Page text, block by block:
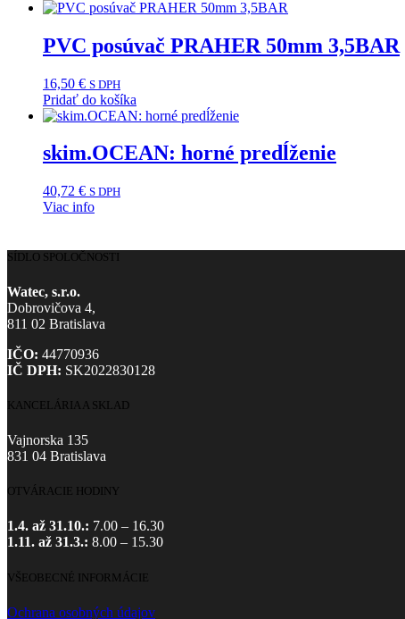
PVC posúvač PRAHER 50mm 3,5BAR
16,50 € S DPH
Pridať do košíka
skim.OCEAN: horné predĺženie
40,72 € S DPH
Viac info
SÍDLO SPOLOČNOSTI
Watec, s.r.o.
Dobrovičova 4,
811 02 Bratislava
IČO: 44770936
IČ DPH: SK2022830128
KANCELÁRIA A SKLAD
Vajnorska 135
831 04 Bratislava
OTVÁRACIE HODINY
1.4. až 31.10.: 7.00 – 16.30
1.11. až 31.3.: 8.00 – 15.30
VŠEOBECNÉ INFORMÁCIE
Ochrana osobných údajov